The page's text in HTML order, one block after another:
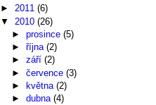
►2011(6)
▼ 2010(26)
► prosince (5)
► října (2)
► září (2)
► července (3)
►
května (2)
► dubna (4)